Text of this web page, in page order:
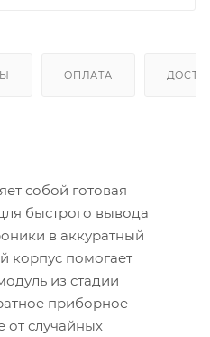
ОПЛАТА
собой готовая
быстрого вывода
в аккуратный
корпус помогает
из стадии
приборное
случайных